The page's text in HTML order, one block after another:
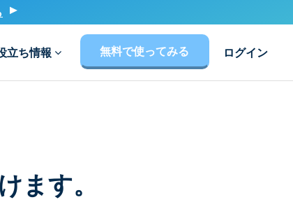
立ち情報 無料で使ってみる ログイン
ます。